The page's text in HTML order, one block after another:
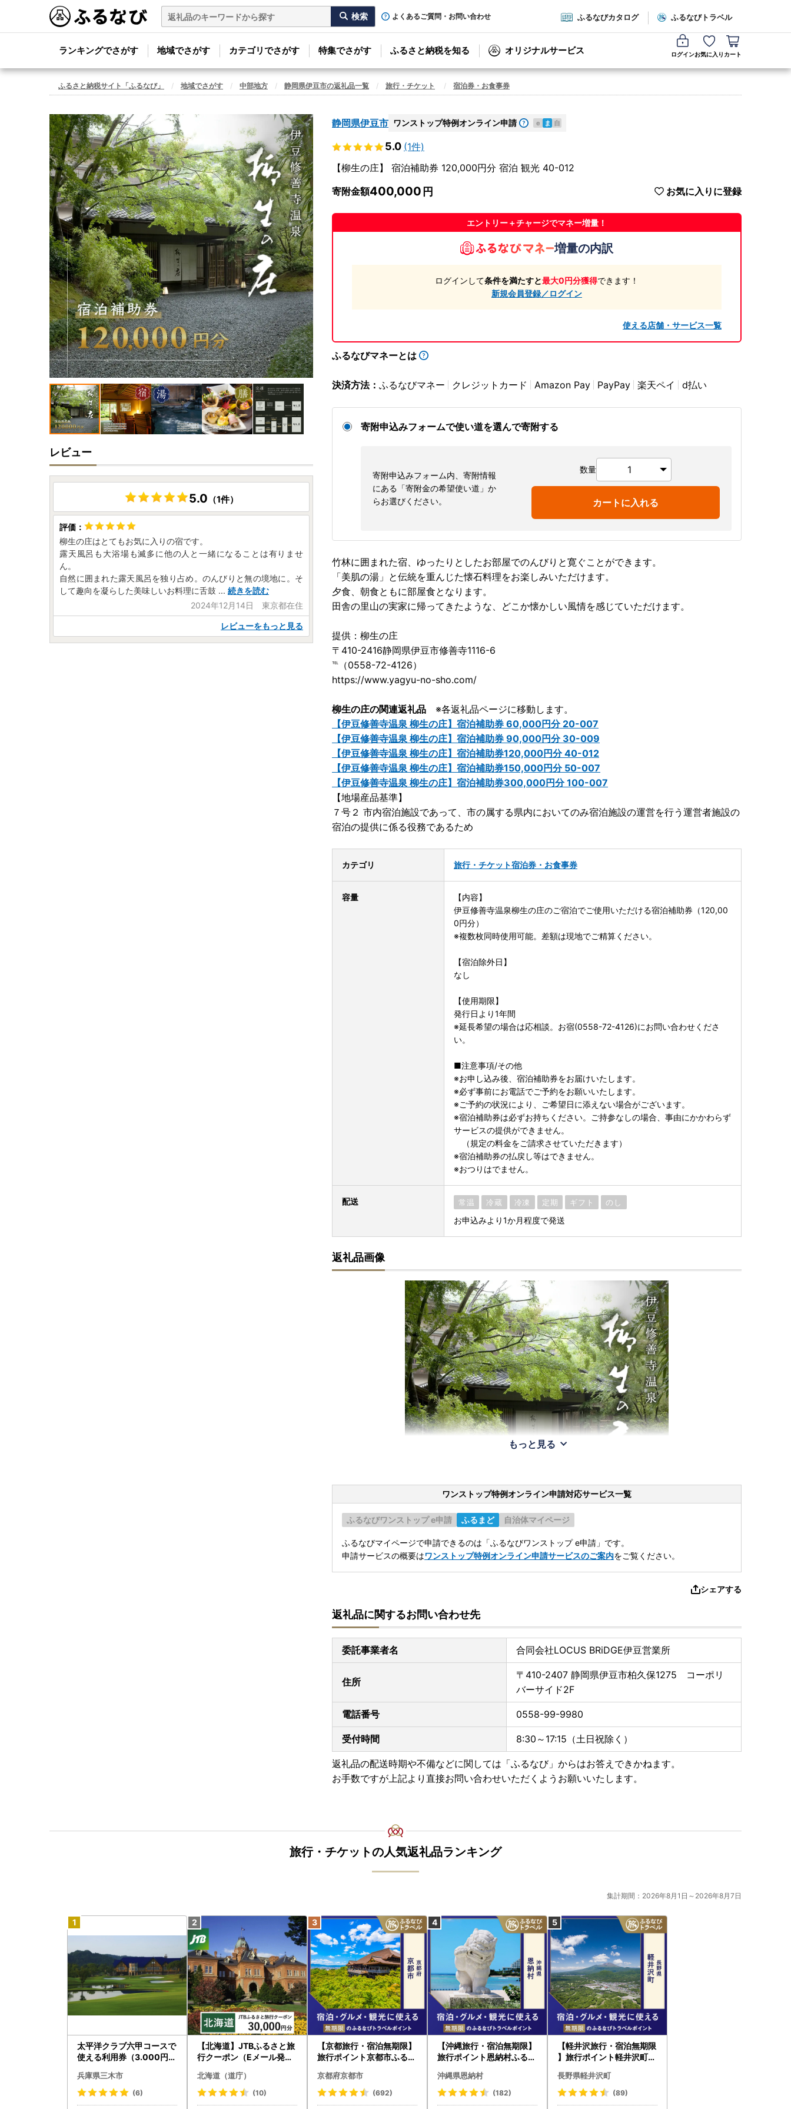
よくあるご質問・お問い合わせ ふるなびカタログ ふるなびトラベル
ランキングでさがす 地域でさがす カテゴリでさがす 特集でさがす ふるさと納税を知る オリジナルサービス ログインお気に入り カート
ふるさと納税サイト「ふるなび」 地域でさがす 中部地方 静岡県伊豆市の返礼品一覧 旅行・チケット 宿泊券・お食事券
静岡県伊豆市 ワンストップ特例オンライン申請 e ま 自
5.0 (1件)
【柳生の庄】 宿泊補助券 120,000円分 宿泊 観光 40-012
寄附金額400,000 お気に入りに登録
エントリー＋チャージでマネー増量！
増量の内訳
ログインして条件を満たすと最大0円分獲得できます！
新規会員登録／ログイン
使える店舗・サービス一覧
ふるなびマネーとは
決済方法： ふるなびマネー クレジットカード Amazon Pay PayPay 楽天ペイ d払い
寄附申込みフォームで使い道を選んで寄附する
寄附申込みフォーム内、寄附情報
にある「寄附金の希望使い道」か
らお選びください。
数量
カートに入れる
竹林に囲まれた宿、ゆったりとしたお部屋でのんびりと寛ぐことができます。
「美肌の湯」と伝統を重んじた懐石料理をお楽しみいただけます。
夕食、朝食ともに部屋食となります。
田舎の里山の実家に帰ってきたような、どこか懐かしい風情を感じていただけます。
提供：柳生の庄
〒410-2416静岡県伊豆市修善寺1116-6
℡（0558-72-4126）
https://www.yagyu-no-sho.com/
柳生の庄の関連返礼品 ※各返礼品ページに移動します。
【伊豆修善寺温泉 柳生の庄】宿泊補助券 60,000円分 20-007
【伊豆修善寺温泉 柳生の庄】宿泊補助券 90,000円分 30-009
【伊豆修善寺温泉 柳生の庄】宿泊補助券120,000円分 40-012
【伊豆修善寺温泉 柳生の庄】宿泊補助券150,000円分 50-007
【伊豆修善寺温泉 柳生の庄】宿泊補助券300,000円分 100-007
【地場産品基準】
７号２ 市内宿泊施設であって、市の属する県内においてのみ宿泊施設の運営を行う運営者施設の
宿泊の提供に係る役務であるため
カテゴリ 旅行・チケット宿泊券・お食事券
容量
【内容】
伊豆修善寺温泉柳生の庄のご宿泊でご使用いただける宿泊補助券（120,00
0円分）
※複数枚同時使用可能。差額は現地でご精算ください。
【宿泊除外日】
なし
【使用期限】
発行日より1年間
※延長希望の場合は応相談。お宿(0558-72-4126)にお問い合わせくださ
い。
■注意事項/その他
※お申し込み後、宿泊補助券をお届けいたします。
※必ず事前にお電話でご予約をお願いいたします。
※ご予約の状況により、ご希望日に添えない場合がございます。
※宿泊補助券は必ずお持ちください。ご持参なしの場合、事由にかかわらず
サービスの提供ができません。
（規定の料金をご請求させていただきます）
※宿泊補助券の払戻し等はできません。
※おつりはでません。
配送 常温 冷蔵 冷凍 定期 ギフト のし
お申込みより1か月程度で発送
返礼品画像
もっと見る
ワンストップ特例オンライン申請対応サービス一覧
ふるなびワンストップ e申請 ふるまど 自治体マイページ
ふるなびマイページで申請できるのは「ふるなびワンストップ e申請」です。
申請サービスの概要はワンストップ特例オンライン申請サービスのご案内をご覧ください。
シェアする
返礼品に関するお問い合わせ先
委託事業者名 合同会社LOCUS BRiDGE伊豆営業所
住所
〒410-2407 静岡県伊豆市柏久保1275 コーポリ
バーサイド2F
電話番号 0558-99-9980
受付時間 8:30～17:15（土日祝除く）
返礼品の配送時期や不備などに関しては「ふるなび」からはお答えできかねます。
お手数ですが上記より直接お問い合わせいただくようお願いいたします。
レビュー
5.0 （1件）
柳生の庄はとてもお気に入りの宿です。
露天風呂も大浴場も滅多に他の人と一緒になることは有りませ
ん。
自然に囲まれた露天風呂を独り占め。のんびりと無の境地に。そ
して趣向を凝らした美味しいお料理に舌鼓 ... 続きを読む
2024年12月14日 東京都在住
レビューをもっと見る
旅行・チケットの人気返礼品ランキング
集計期間：2026年8月1日～2026年8月7日
太平洋クラブ六甲コースで
使える利用券（3.000円分
兵庫県三木市
(6)
【北海道】JTBふるさと旅
行クーポン（Eメール発行
ベル 宿泊 人気 おすすめ JT
BW030T
北海道（道庁）
(10)
【京都旅行・宿泊無期限】
旅行ポイント京都市ふるな
京都府京都市
(692)
【沖縄旅行・宿泊無期限】
旅行ポイント恩納村ふるな
沖縄県恩納村
(182)
【軽井沢旅行・宿泊無期限
】旅行ポイント軽井沢町ふ
長野県軽井沢町
(89)